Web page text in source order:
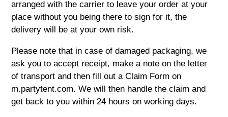
arranged with the carrier to leave your order at your
place without you being there to sign for it, the
delivery will be at your own risk.
Please note that in case of damaged packaging, we
ask you to accept receipt, make a note on the letter
of transport and then fill out a Claim Form on
m.partytent.com. We will then handle the claim and
get back to you within 24 hours on working days.